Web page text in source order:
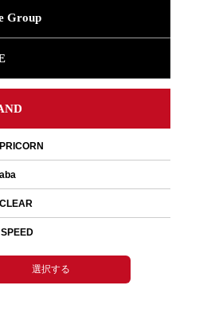
Group